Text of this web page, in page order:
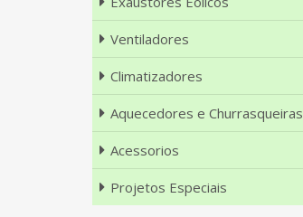
Ventiladores
Climatizadores
Aquecedores e Churrasqueiras
Acessorios
Projetos Especiais